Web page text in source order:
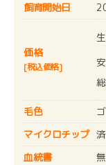
飼育開始日
価格
[税込価格]
毛色
マイクロチップ 済
血統書
無